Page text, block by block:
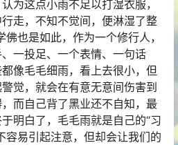
为这点小雨不足以打湿衣服，
走，不知不觉间，便淋湿了整
也是如此，作为一个修行人，
一投足、一个表情、一句话
像毛毛细雨，看上去很小，但
觉，就会在有意无意间伤害到
而自己背了黑业还不自知，最
明白了，毛毛雨就是自己的“习
容易引起注意，但却会让我们的